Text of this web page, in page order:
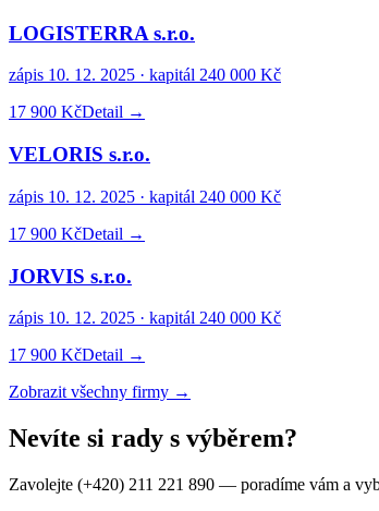
LOGISTERRA s.r.o.
zápis 10. 12. 2025 · kapitál 240 000 Kč
17 900 KčDetail →
VELORIS s.r.o.
zápis 10. 12. 2025 · kapitál 240 000 Kč
17 900 KčDetail →
JORVIS s.r.o.
zápis 10. 12. 2025 · kapitál 240 000 Kč
17 900 KčDetail →
Zobrazit všechny firmy →
Nevíte si rady s výběrem?
Zavolejte (+420) 211 221 890 — poradíme vám a